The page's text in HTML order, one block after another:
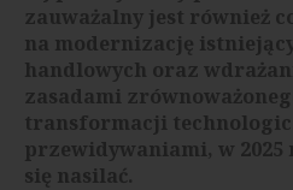
zauważalny jest również
na modernizację
handlowych oraz
zasadami
transformacji
przewidywaniami, w
się nasilać.